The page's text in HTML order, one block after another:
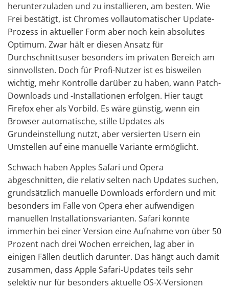
herunterzuladen und zu installieren, am besten. Wie
Frei bestätigt, ist Chromes vollautomatischer Update-
Prozess in aktueller Form aber noch kein absolutes
Optimum. Zwar hält er diesen Ansatz für
Durchschnittsuser besonders im privaten Bereich am
sinnvollsten. Doch für Profi-Nutzer ist es bisweilen
wichtig, mehr Kontrolle darüber zu haben, wann Patch-
Downloads und -Installationen erfolgen. Hier taugt
Firefox eher als Vorbild. Es wäre günstig, wenn ein
Browser automatische, stille Updates als
Grundeinstellung nutzt, aber versierten Usern ein
Umstellen auf eine manuelle Variante ermöglicht.
Schwach haben Apples Safari und Opera
abgeschnitten, die relativ selten nach Updates suchen,
grundsätzlich manuelle Downloads erfordern und mit
besonders im Falle von Opera eher aufwendigen
manuellen Installationsvarianten. Safari konnte
immerhin bei einer Version eine Aufnahme von über 50
Prozent nach drei Wochen erreichen, lag aber in
einigen Fällen deutlich darunter. Das hängt auch damit
zusammen, dass Apple Safari-Updates teils sehr
selektiv nur für besonders aktuelle OS-X-Versionen